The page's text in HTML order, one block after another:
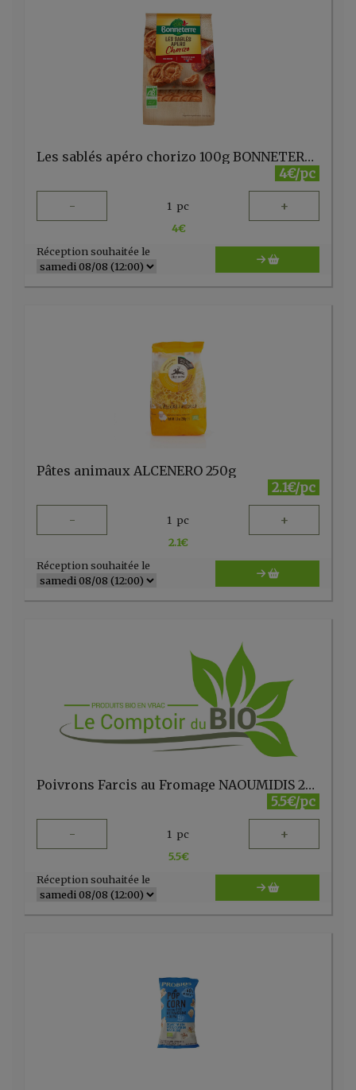
Les sablés apéro chorizo 100g BONNETERRE
4€/pc
- 1 pc +
4€
Réception souhaitée le
Pâtes animaux ALCENERO 250g
2.1€/pc
- 1 pc +
2.1€
Réception souhaitée le
Poivrons Farcis au Fromage NAOUMIDIS 260g MOUSTOTOPIPERIA
5.5€/pc
- 1 pc +
5.5€
Réception souhaitée le